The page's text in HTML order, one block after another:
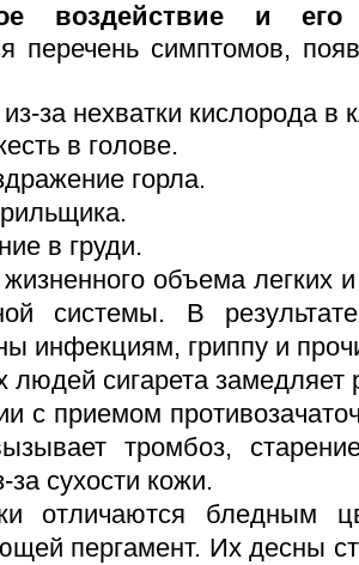
воздействие и
перечень симптомов,
за нехватки кислорода в
в голове.
горла.
в груди.
объема легких
системы. В
инфекциям, гриппу и
сигарета замедляет
с приемом
тромбоз,
сухости кожи.
отличаются бледным
пергамент. Их десны